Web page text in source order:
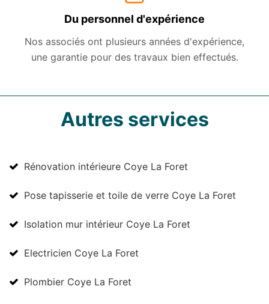
Du personnel d'expérience
Nos associés ont plusieurs années d'expérience,
une garantie pour des travaux bien effectués.
Autres services
Rénovation intérieure Coye La Foret
Pose tapisserie et toile de verre Coye La Foret
Isolation mur intérieur Coye La Foret
Electricien Coye La Foret
Plombier Coye La Foret